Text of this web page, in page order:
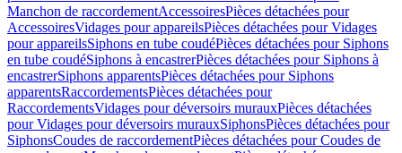
Manchon de raccordementAccessoiresPièces détachées pour
AccessoiresVidages pour appareilsPièces détachées pour Vidages
pour appareilsSiphons en tube coudéPièces détachées pour Siphons
en tube coudéSiphons à encastrerPièces détachées pour Siphons à
encastrerSiphons apparentsPièces détachées pour Siphons
apparentsRaccordementsPièces détachées pour
RaccordementsVidages pour déversoirs murauxPièces détachées
pour Vidages pour déversoirs murauxSiphonsPièces détachées pour
SiphonsCoudes de raccordementPièces détachées pour Coudes de